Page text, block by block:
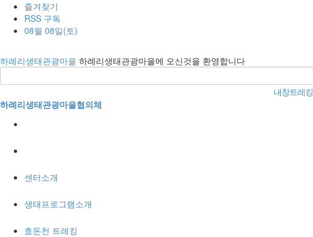
즐겨찾기
RSS 구독
08월 08일(토)
하례리생태관광마을 하례리생태관광마을에 오신것을 환영합니다
내창트레킹
하례리생태관광마을협의체
센터소개
생태프로그램소개
효돈천 트레킹